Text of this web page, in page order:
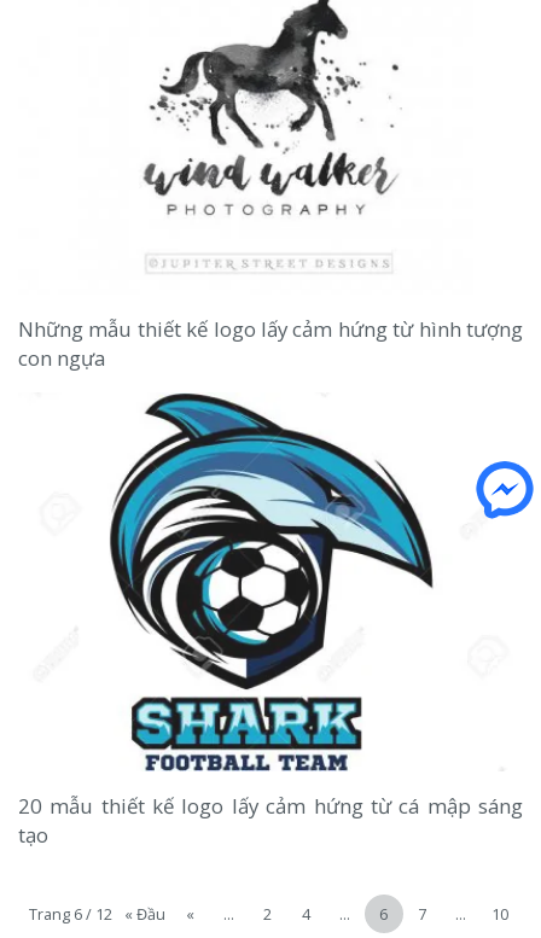
Những mẫu thiết kế logo lấy cảm hứng từ hình tượng
con ngựa
20 mẫu thiết kế logo lấy cảm hứng từ cá mập sáng
tạo
Trang 6 / 12 « Đầu « ... 2 4 ... 6 7 ...
10